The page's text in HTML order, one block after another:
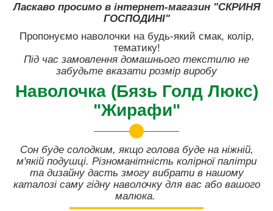
Ласкаво просимо в інтернет-магазин "СКРИНЯ
ГОСПОДИНІ"
Пропонуємо наволочки на будь-який смак, колір,
тематику!
Під час замовлення домашнього текстилю не
забудьте вказати розмір виробу
Наволочка (Бязь Голд Люкс)
"Жирафи"
Сон буде солодким, якщо голова буде на ніжній,
м'якій подушці. Різноманітність колірної палітри
та дизайну дасть змогу вибрати в нашому
каталозі саму гідну наволочку для вас або вашого
малюка.